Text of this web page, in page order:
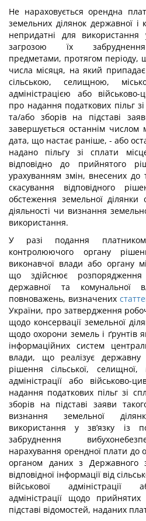
Не нараховується орендна
земельних ділянок державної і
непридатні для використання
загрозою їх забруднення
предметами, протягом періоду,
числа місяця, на який
сільською, селищною,
адміністрацією або військово-
про надання податкових пільг
та/або зборів на підставі
завершується останнім
дата, що настає раніше, - або
надано пільгу зі сплати
відповідно до прийнятого
урахуванням змін, внесених до
скасування відповідного
обстеження земельної ділянки
діяльності чи визнання
використання.
У разі подання
контролюючого органу
виконавчої влади або органу
що здійснює
державної та комунальної
повноважень, визначених
України, про затвердження
щодо консервації земельної
щодо охорони земель і ґрунтів
інформаційних систем
влади, що реалізує державну
рішення сільської, селищної,
адміністрації або військово-
надання податкових пільг зі
зборів на підставі заяви
визнання земельної
використання у зв’язку із
забруднення
нарахування орендної плати
органом даних з Державного
відповідної інформації від
військової адміністрації
адміністрації щодо
підставі відомостей, наданих